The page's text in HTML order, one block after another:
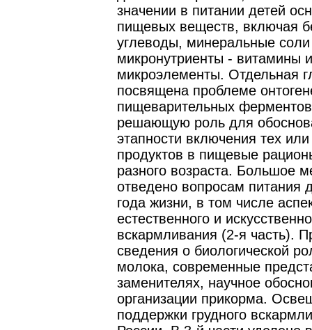
значении в питании детей
пищевых веществ, включая
углеводы, минеральные
микронутриенты - витамины и
микроэлементы. Отдельная
посвящена проблеме
пищеварительных
решающую роль для
этапности включения тех
продуктов в пищевые
разного возраста. Большое
отведено вопросам питания
года жизни, в том числе
естественного и
вскармливания (2-я часть).
сведения о биологической
молока, современные
заменителях, научное
организации прикорма.
поддержки грудного